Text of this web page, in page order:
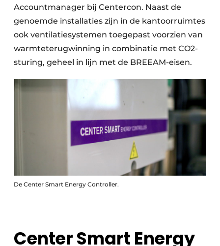
Accountmanager bij Centercon. Naast de
genoemde installaties zijn in de kantoorruimtes
ook ventilatiesystemen toegepast voorzien van
warmteterugwinning in combinatie met CO2-
sturing, geheel in lijn met de BREEAM-eisen.
De Center Smart Energy Controller.
Center Smart Energy